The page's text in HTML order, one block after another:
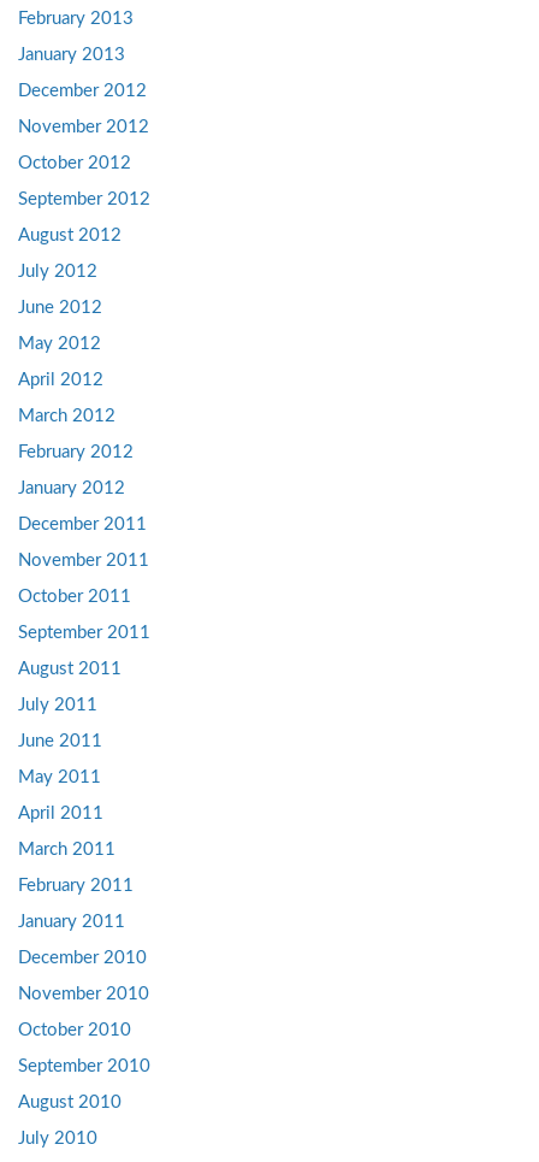
February 2013
January 2013
December 2012
November 2012
October 2012
September 2012
August 2012
July 2012
June 2012
May 2012
April 2012
March 2012
February 2012
January 2012
December 2011
November 2011
October 2011
September 2011
August 2011
July 2011
June 2011
May 2011
April 2011
March 2011
February 2011
January 2011
December 2010
November 2010
October 2010
September 2010
August 2010
July 2010